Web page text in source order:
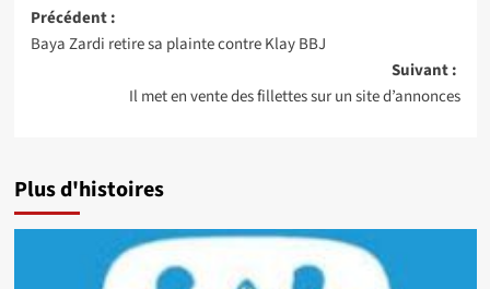
Navigation
d’article
Précédent :
Baya Zardi retire sa plainte contre Klay BBJ
Suivant :
Il met en vente des fillettes sur un site d’annonces
Plus d'histoires